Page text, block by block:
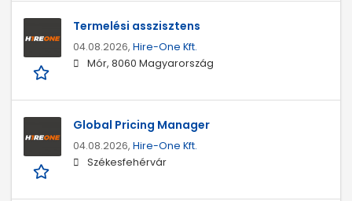
Termelési asszisztens
04.08.2026, Hire-One Kft.
Mór, 8060 Magyarország
Global Pricing Manager
04.08.2026, Hire-One Kft.
Székesfehérvár